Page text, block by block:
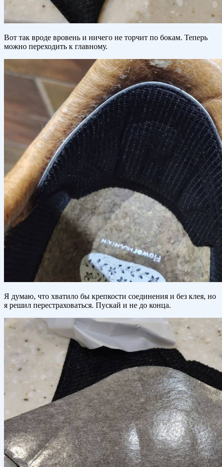
Вот так вроде вровень и ничего не торчит по бокам. Теперь
можно переходить к главному.
Я думаю, что хватило бы крепкости соединения и без клея, но
я решил перестраховаться. Пускай и не до конца.